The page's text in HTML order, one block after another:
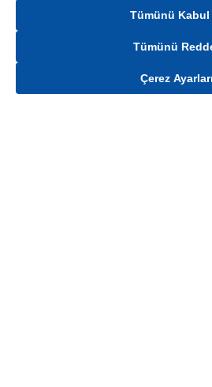
Gelince Haber
Tümünü Kabul
Tümünü
Çerez Ayarları